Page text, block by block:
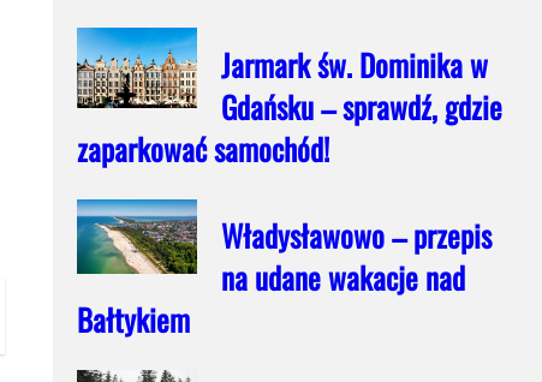
Jarmark św. Dominika w
Gdańsku – sprawdź, gdzie
zaparkować samochód!
Władysławowo – przepis
na udane wakacje nad
Bałtykiem